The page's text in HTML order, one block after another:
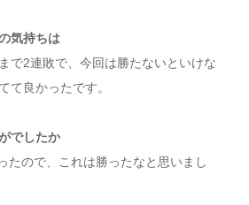
気持ちは
で2連敗で、今回は勝たないといけな
て良かったです。
でしたか
たので、これは勝ったなと思いまし